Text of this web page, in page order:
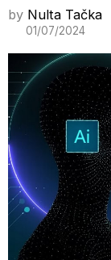
by Nulta Tačka
01/07/2024